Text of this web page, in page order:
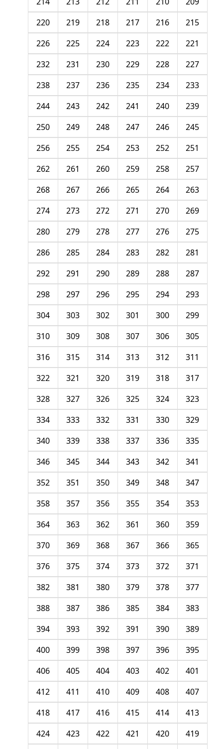
215
216
217
218
219
220
221
222
223
224
225
226
227
228
229
230
231
232
233
234
235
236
237
238
239
240
241
242
243
244
245
246
247
248
249
250
251
252
253
254
255
256
257
258
259
260
261
262
263
264
265
266
267
268
269
270
271
272
273
274
275
276
277
278
279
280
281
282
283
284
285
286
287
288
289
290
291
292
293
294
295
296
297
298
299
300
301
302
303
304
305
306
307
308
309
310
311
312
313
314
315
316
317
318
319
320
321
322
323
324
325
326
327
328
329
330
331
332
333
334
335
336
337
338
339
340
341
342
343
344
345
346
347
348
349
350
351
352
353
354
355
356
357
358
359
360
361
362
363
364
365
366
367
368
369
370
371
372
373
374
375
376
377
378
379
380
381
382
383
384
385
386
387
388
389
390
391
392
393
394
395
396
397
398
399
400
401
402
403
404
405
406
407
408
409
410
411
412
413
414
415
416
417
418
419
420
421
422
423
424